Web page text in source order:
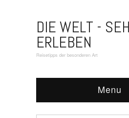
DIE WELT -
ERLEBEN
Reisetipps der besonderen Art
Menu